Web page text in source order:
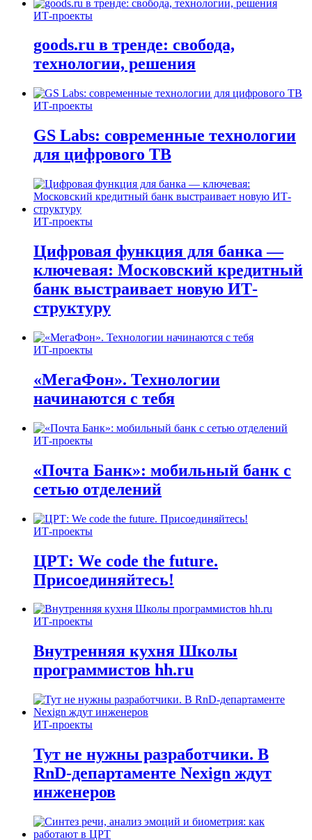
ИТ-проекты
goods.ru в тренде: свобода,
технологии, решения
ИТ-проекты
GS Labs: современные технологии
для цифрового ТВ
ИТ-проекты
Цифровая функция для банка —
ключевая: Московский кредитный
банк выстраивает новую ИТ-
структуру
ИТ-проекты
«МегаФон». Технологии
начинаются с тебя
ИТ-проекты
«Почта Банк»: мобильный банк с
сетью отделений
ИТ-проекты
ЦРТ: We code the future.
Присоединяйтесь!
ИТ-проекты
Внутренняя кухня Школы
программистов hh.ru
ИТ-проекты
Тут не нужны разработчики. В
RnD-департаменте Nexign ждут
инженеров